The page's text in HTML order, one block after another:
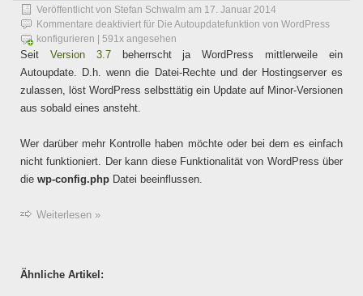
Veröffentlicht von Stefan Schwalm am 17. Januar 2014
Kommentare deaktiviert für Die Autoupdatefunktion von WordPress
konfigurieren | 591x angesehen
Seit Version 3.7beherrscht ja WordPress mittlerweile ein
Autoupdate. D.h. wenn die Datei-Rechte und der Hostingserver es
zulassen, löst WordPress selbsttätig ein Update auf Minor-Versionen
aus sobald eines ansteht.
Wer darüber mehr Kontrolle haben möchte oder bei dem es einfach
nicht funktioniert. Der kann diese Funktionalität von WordPress über
die wp-config.php Datei beeinflussen.
Weiterlesen »
Ähnliche Artikel: